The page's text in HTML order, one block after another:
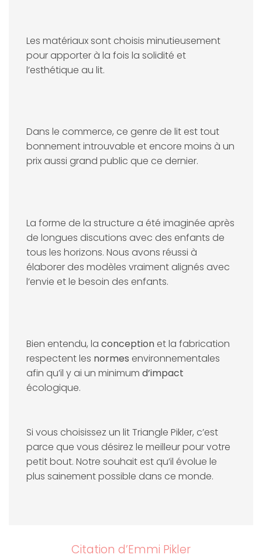
Les matériaux sont choisis minutieusement
pour apporter à la fois la solidité et
l’esthétique au lit.
Dans le commerce, ce genre de lit est tout
bonnement introuvable et encore moins à un
prix aussi grand public que ce dernier.
La forme de la structure a été imaginée après
de longues discutions avec des enfants de
tous les horizons. Nous avons réussi à
élaborer des modèles vraiment alignés avec
l’envie et le besoin des enfants.
Bien entendu, la conception et la fabrication
respectent les normes environnementales
afin qu’il y ai un minimum d’impact
écologique.
Si vous choisissez un lit Triangle Pikler, c’est
parce que vous désirez le meilleur pour votre
petit bout. Notre souhait est qu’il évolue le
plus sainement possible dans ce monde.
Citation d’Emmi Pikler